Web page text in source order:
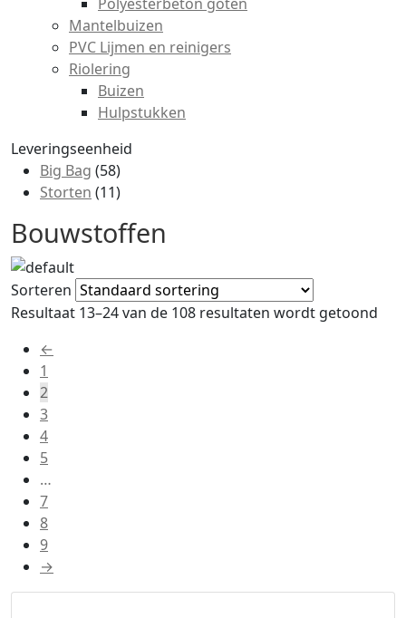
Bouwstoffen
Sorteren
Resultaat 13–24 van de 108 resultaten wordt getoond
←
1
2
3
4
5
…
7
8
9
→
Mantelbuizen
PVC Lijmen en reinigers
Riolering
Buizen
Hulpstukken
Leveringseenheid
Big Bag (58)
Storten (11)